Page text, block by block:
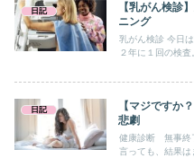
日記
【乳がん検診
ニング
乳がん検診 今日
２年に１回の検査
日記
【マジですか
悲劇
健康診断 無事終
言っても、結果は